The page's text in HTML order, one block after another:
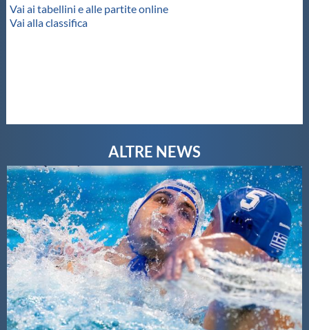
Webmail
Contatti
Mappa del sito
Vai ai tabellini e alle partite online
Vai alla classifica